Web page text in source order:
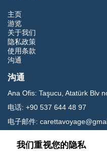
主页
游览
关于我们
隐私政策
使用条款
沟通
沟通
Ana Ofis: Taşucu, Atatürk Blv
电话: +90 537 644 48 97
电子邮件:
社交媒体
我们重视您的隐私